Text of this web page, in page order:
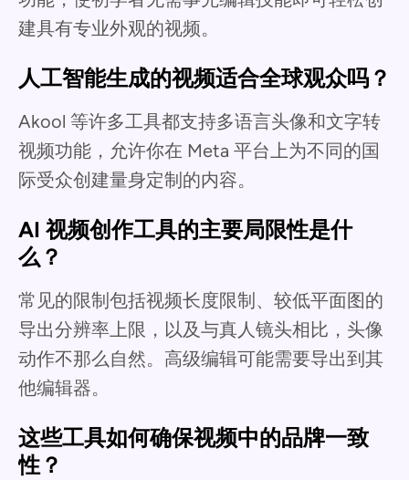
建具有专业外观的视频。
人工智能生成的视频适合全球观众吗？
Akool 等许多工具都支持多语言头像和文字转
视频功能，允许你在 Meta 平台上为不同的国
际受众创建量身定制的内容。
AI 视频创作工具的主要局限性是什
么？
常见的限制包括视频长度限制、较低平面图的
导出分辨率上限，以及与真人镜头相比，头像
动作不那么自然。高级编辑可能需要导出到其
他编辑器。
这些工具如何确保视频中的品牌一致
性？